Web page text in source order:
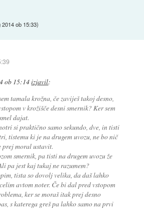
2014 ob 15:33)
ob 15:14izjavil:
tamala krožna, če zaviješ takoj desno,
v krožišče desni smernik? Ker sem
dajat.
si praktično samo sekundo, dve, in tisti
tistemu ki je na drugem uvozu, ne bo nič
prej moral ustavit.
smernik, pa tisti na drugem uvozu že
pa jest kaj tukaj ne razumem?
tista so dovolj velika, da daš lahko
avtom noter. Če bi dal pred vstopom
ker se moraš itak prej desno
s katerega greš pa lahko samo na prvi